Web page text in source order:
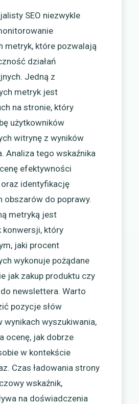
SEO niezwykle
metryk, które pozwalają
działań
Jedną z
metryk jest
na stronie, który
użytkowników
witrynę z wyników
Analiza tego wskaźnika
efektywności
identyfikację
obszarów do poprawy.
metryką jest
konwersji, który
jaki procent
wykonuje pożądane
jak zakup produktu czy
newslettera. Warto
pozycje słów
wynikach wyszukiwania,
ocenę, jak dobrze
w kontekście
Czas ładowania strony
wskaźnik,
na doświadczenia